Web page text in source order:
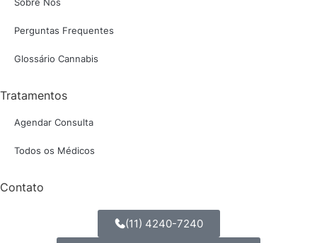
Perguntas Frequentes
Glossário Cannabis
Tratamentos
Agendar Consulta
Todos os Médicos
Contato
(11) 4240-7240